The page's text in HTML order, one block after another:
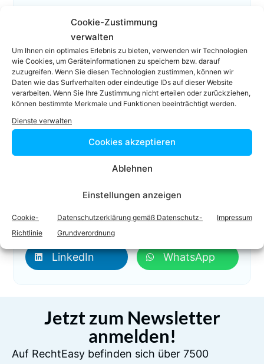
Cookie-Zustimmung
verwalten
Um Ihnen ein optimales Erlebnis zu bieten, verwenden wir Technologien
wie Cookies, um Geräteinformationen zu speichern bzw. darauf
zuzugreifen. Wenn Sie diesen Technologien zustimmen, können wir
Daten wie das Surfverhalten oder eindeutige IDs auf dieser Website
verarbeiten. Wenn Sie Ihre Zustimmung nicht erteilen oder zurückziehen,
können bestimmte Merkmale und Funktionen beeinträchtigt werden.
Dienste verwalten
Cookies akzeptieren
Ablehnen
Einstellungen anzeigen
Cookie-
Richtlinie
Datenschutzerklärung gemäß Datenschutz-
Grundverordnung
Impressum
Das ist mein Profil
02742/47087
02742/47089
office@nmp.at
Homepage
Facebook Twitter
LinkedIn WhatsApp
Jetzt zum Newsletter
anmelden!
Auf RechtEasy befinden sich über 7500